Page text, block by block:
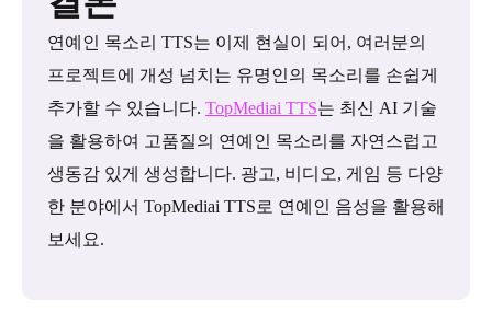
연예인 목소리 TTS는 이제 현실이 되어, 여러분의
프로젝트에 개성 넘치는 유명인의 목소리를 손쉽게
추가할 수 있습니다. TopMediai TTS는 최신 AI 기술
을 활용하여 고품질의 연예인 목소리를 자연스럽고
생동감 있게 생성합니다. 광고, 비디오, 게임 등 다양
한 분야에서 TopMediai TTS로 연예인 음성을 활용해
보세요.